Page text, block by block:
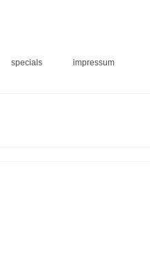
specials impressum